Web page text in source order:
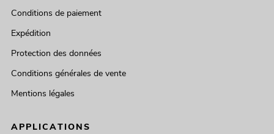
Conditions de paiement
Expédition
Protection des données
Conditions générales de vente
Mentions légales
APPLICATIONS